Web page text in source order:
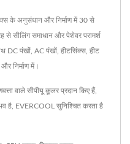
के अनुसंधान और निर्माण में 30 से
से सीलिंग समाधान और पेशेवर परामर्श
DC पंखों, AC पंखों, हीटसिंक्स, हीट
निर्माण में।
वाले सीपीयू कूलर प्रदान किए हैं,
है, EVERCOOL सुनिश्चित करता है